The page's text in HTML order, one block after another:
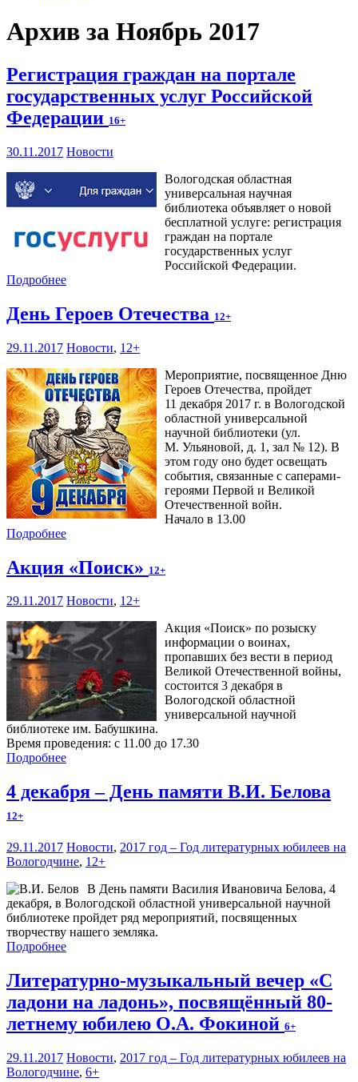
Архив за Ноябрь 2017
Регистрация граждан на портале
государственных услуг Российской
Федерации 16+
30.11.2017 Новости
Вологодская областная
универсальная научная
библиотека объявляет о новой
бесплатной услуге: регистрация
граждан на портале
государственных услуг
Российской Федерации.
Подробнее
День Героев Отечества 12+
29.11.2017 Новости, 12+
Мероприятие, посвященное Дню
Героев Отечества, пройдет
11 декабря 2017 г. в Вологодской
областной универсальной
научной библиотеки (ул.
М. Ульяновой, д. 1, зал № 12). В
этом году оно будет освещать
события, связанные с саперами-
героями Первой и Великой
Отечественной войн.
Начало в 13.00
Подробнее
Акция «Поиск» 12+
29.11.2017 Новости, 12+
Акция «Поиск» по розыску
информации о воинах,
пропавших без вести в период
Великой Отечественной войны,
состоится 3 декабря в
Вологодской областной
универсальной научной
библиотеке им. Бабушкина.
Время проведения: с 11.00 до 17.30
Подробнее
4 декабря – День памяти В.И. Белова
12+
29.11.2017 Новости, 2017 год – Год литературных юбилеев на
Вологодчине, 12+
В День памяти Василия Ивановича Белова, 4
декабря, в Вологодской областной универсальной научной
библиотеке пройдет ряд мероприятий, посвященных
творчеству нашего земляка.
Подробнее
Литературно-музыкальный вечер «С
ладони на ладонь», посвящённый 80-
летнему юбилею О.А. Фокиной 6+
29.11.2017 Новости, 2017 год – Год литературных юбилеев на
Вологодчине, 6+